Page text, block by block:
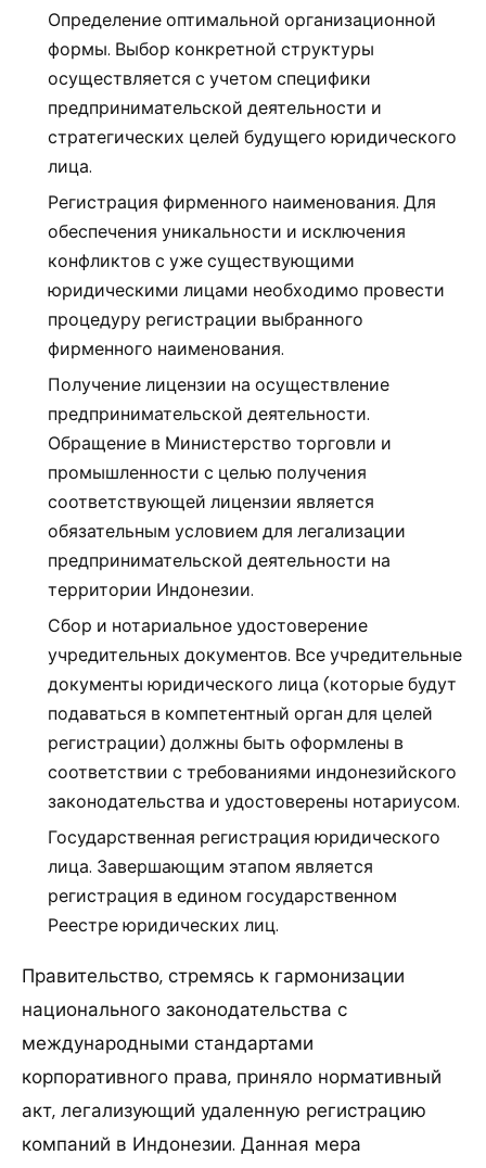
Определение оптимальной организационной
формы. Выбор конкретной структуры
осуществляется с учетом специфики
предпринимательской деятельности и
стратегических целей будущего юридического
лица.
Регистрация фирменного наименования. Для
обеспечения уникальности и исключения
конфликтов с уже существующими
юридическими лицами необходимо провести
процедуру регистрации выбранного
фирменного наименования.
Получение лицензии на осуществление
предпринимательской деятельности.
Обращение в Министерство торговли и
промышленности с целью получения
соответствующей лицензии является
обязательным условием для легализации
предпринимательской деятельности на
территории Индонезии.
Сбор и нотариальное удостоверение
учредительных документов. Все учредительные
документы юридического лица (которые будут
подаваться в компетентный орган для целей
регистрации) должны быть оформлены в
соответствии с требованиями индонезийского
законодательства и удостоверены нотариусом.
Государственная регистрация юридического
лица. Завершающим этапом является
регистрация в едином государственном
Реестре юридических лиц.
Правительство, стремясь к гармонизации
национального законодательства с
международными стандартами
корпоративного права, приняло нормативный
акт, легализующий удаленную регистрацию
компаний в Индонезии. Данная мера